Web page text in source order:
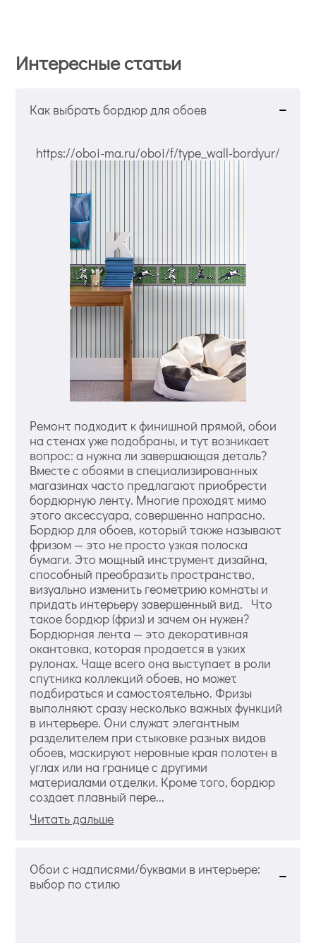
Интересные статьи
Как выбрать бордюр для обоев
https://oboi-ma.ru/oboi/f/type_wall-bordyur/
Ремонт подходит к финишной прямой, обои
на стенах уже подобраны, и тут возникает
вопрос: а нужна ли завершающая деталь?
Вместе с обоями в специализированных
магазинах часто предлагают приобрести
бордюрную ленту. Многие проходят мимо
этого аксессуара, совершенно напрасно.
Бордюр для обоев, который также называют
фризом — это не просто узкая полоска
бумаги. Это мощный инструмент дизайна,
способный преобразить пространство,
визуально изменить геометрию комнаты и
придать интерьеру завершенный вид. Что
такое бордюр (фриз) и зачем он нужен?
Бордюрная лента — это декоративная
окантовка, которая продается в узких
рулонах. Чаще всего она выступает в роли
спутника коллекций обоев, но может
подбираться и самостоятельно. Фризы
выполняют сразу несколько важных функций
в интерьере. Они служат элегантным
разделителем при стыковке разных видов
обоев, маскируют неровные края полотен в
углах или на границе с другими
материалами отделки. Кроме того, бордюр
создает плавный пере...
Читать дальше
Обои с надписями/буквами в интерьере:
выбор по стилю